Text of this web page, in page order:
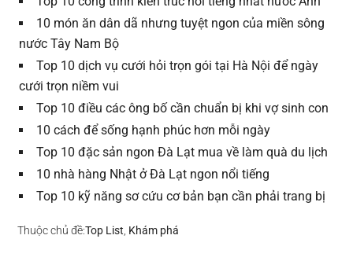
10 món ăn dân dã nhưng tuyệt ngon của miền sông
nước Tây Nam Bộ
Top 10 dịch vụ cưới hỏi trọn gói tại Hà Nội để ngày
cưới trọn niềm vui
Top 10 điều các ông bố cần chuẩn bị khi vợ sinh con
10 cách để sống hạnh phúc hơn mỗi ngày
Top 10 đặc sản ngon Đà Lạt mua về làm quà du lịch
10 nhà hàng Nhật ở Đà Lạt ngon nổi tiếng
Top 10 kỹ năng sơ cứu cơ bản bạn cần phải trang bị
Thuộc chủ đề:Top List Khám phá